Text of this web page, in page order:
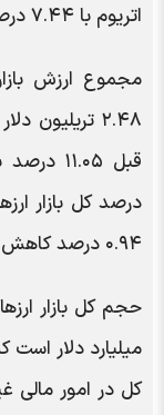
اتریوم با ۷.۴۴ درصد افزایش به ۲۶۰۱ دلار رسید.
مجموع ارزش
۲.۴۸
درصد کل بازار
۰.۹۴ درصد کاهش روزانه را ثبت کرده است.